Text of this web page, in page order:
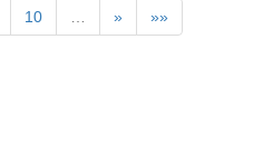
10 … » »»